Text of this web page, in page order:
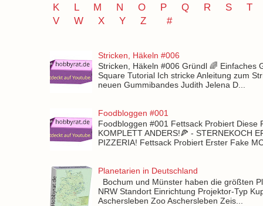
K
L M N O P Q R S
T
V
W X Y Z #
Stricken, Häkeln #006
Stricken, Häkeln #006 Gründl 🌈 Einfaches
Square Tutorial Ich stricke Anleitung zum
neuen Gummibandes Judith Jelena D...
Foodbloggen #001
Foodbloggen #001 Fettsack Probiert Diese
KOMPLETT ANDERS!🍕 - STERNEKOCH
PIZZERIA! Fettsack Probiert Erster Fake
Planetarien in Deutschland
Bochum und Münster haben die größten
NRW Standort Einrichtung Projektor-Typ
Aschersleben Zoo Aschersleben Zeis...